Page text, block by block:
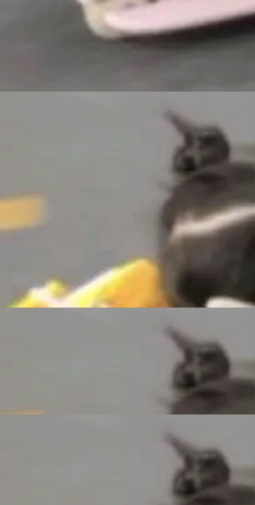
复 SQLite 数据
一真相...
vivo X300 E这
/ Z Fold8 /
日发布，且全
，它们本该
阶段。 De
page 最显
com
写出来的。git
次编辑：Delt
作，...
亿美元
客（VC 分
绩报告，Spac
马逊、Alpha
头相比，Spa
。然而，支
然不同的面
依托充沛的经
Muse Spark
句话概括：
install.
自动规划、写
据介绍，Muse
。这些后
图谱校
局视野。整个
→ 控制难度
TENT。